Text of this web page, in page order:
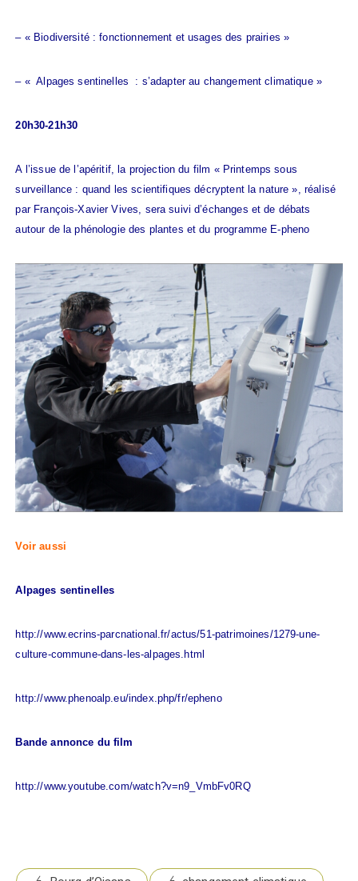
– « Biodiversité : fonctionnement et usages des prairies »
– « Alpages sentinelles : s’adapter au changement climatique »
20h30-21h30
A l’issue de l’apéritif, la projection du film « Printemps sous
surveillance : quand les scientifiques décryptent la nature », réalisé
par François-Xavier Vives, sera suivi d’échanges et de débats
autour de la phénologie des plantes et du programme E-pheno
Voir aussi
Alpages sentinelles
http://www.ecrins-parcnational.fr/actus/51-patrimoines/1279-une-
culture-commune-dans-les-alpages.html
http://www.phenoalp.eu/index.php/fr/epheno
Bande annonce du film
http://www.youtube.com/watch?v=n9_VmbFv0RQ